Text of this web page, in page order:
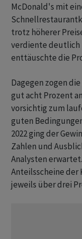
McDonald's mit
trotz höherer
verdiente deutlich
enttäuschte die
Dagegen zogen
gut acht Prozent
vorsichtig zum
guten
2022 ging der
Zahlen und
Analysten
Anteilsscheine
jeweils über drei